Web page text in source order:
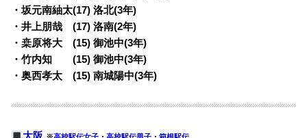
・坂元南紬太(17) 洛北(3年)
・井上朋哉 (17) 洛南(2年)
・桒原将大 (15) 御池中(3年)
・竹内知 (15) 御池中(3年)
・奥西孝太 (15) 南城陽中(3年)